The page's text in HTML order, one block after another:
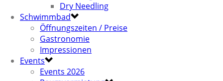
Dry Needling
Schwimmbad
Öffnungszeiten / Preise
Gastronomie
Impressionen
Events
Events 2026